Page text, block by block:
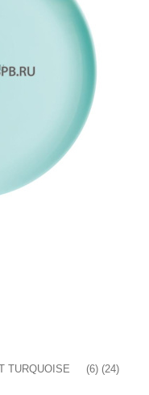
TURQUOISE (6) (24)